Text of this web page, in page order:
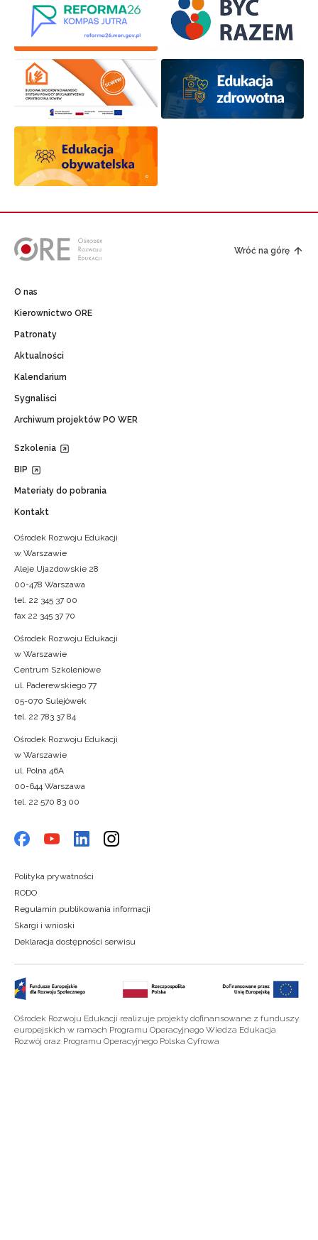
Wróć na górę
O nas
Kierownictwo ORE
Patronaty
Aktualności
Kalendarium
Sygnaliści
Archiwum projektów PO WER
Szkolenia
BIP
Materiały do pobrania
Kontakt
Ośrodek Rozwoju Edukacji
w Warszawie
Aleje Ujazdowskie 28
00-478 Warszawa
tel. 22 345 37 00
fax 22 345 37 70
Ośrodek Rozwoju Edukacji
w Warszawie
Centrum Szkoleniowe
ul. Paderewskiego 77
05-070 Sulejówek
tel. 22 783 37 84
Ośrodek Rozwoju Edukacji
w Warszawie
ul. Polna 46A
00-644 Warszawa
tel. 22 570 83 00
Polityka prywatności
RODO
Regulamin publikowania informacji
Skargi i wnioski
Deklaracja dostępności serwisu
Ośrodek Rozwoju Edukacji realizuje projekty dofinansowane z funduszy
europejskich w ramach Programu Operacyjnego Wiedza Edukacja
Rozwój oraz Programu Operacyjnego Polska Cyfrowa